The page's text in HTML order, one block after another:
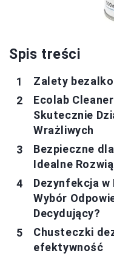
Spis treści
Zalety
Ecolab
Skutecznie
Wrażliwych
Bezpieczne
Idealne
Dezynfekcja
Wybór
Decydujący?
Chusteczki
efektywność